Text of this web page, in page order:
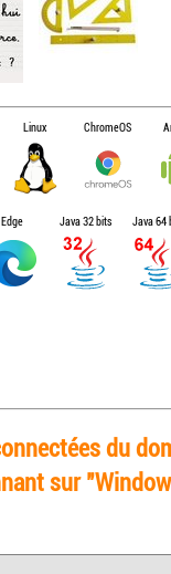
Linux ChromeOS
Edge Java 32 bits Java 64
du
sur